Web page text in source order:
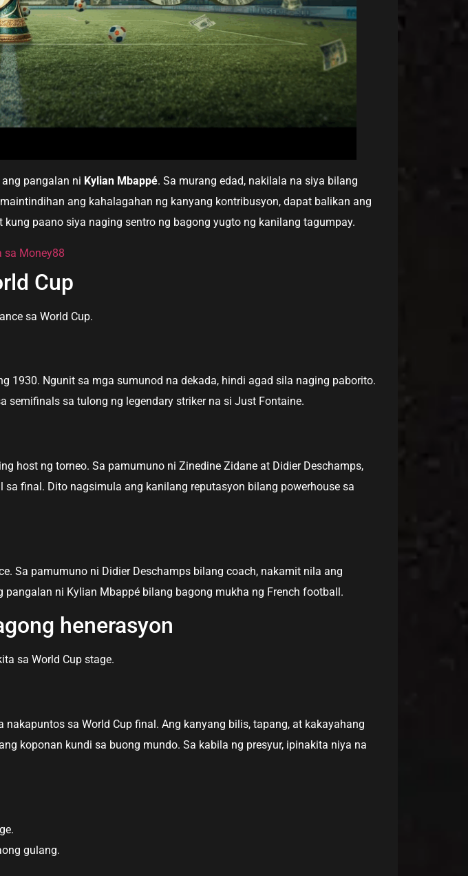
pangalan ni Kylian Mbappé. Sa murang edad, nakilala na siya bilang
ang kahalagahan ng kanyang kontribusyon, dapat balikan ang
paano siya naging sentro ng bagong yugto ng kanilang tagumpay.
sa Money88
Cup
sa World Cup.
1930. Ngunit sa mga sumunod na dekada, hindi agad sila naging paborito.
semifinals sa tulong ng legendary striker na si Just Fontaine.
host ng torneo. Sa pamumuno ni Zinedine Zidane at Didier Deschamps,
final. Dito nagsimula ang kanilang reputasyon bilang powerhouse sa
Sa pamumuno ni Didier Deschamps bilang coach, nakamit nila ang
ni Kylian Mbappé bilang bagong mukha ng French football.
henerasyon
sa World Cup stage.
sa World Cup final. Ang kanyang bilis, tapang, at kakayahang
koponan kundi sa buong mundo. Sa kabila ng presyur, ipinakita niya na
gulang.